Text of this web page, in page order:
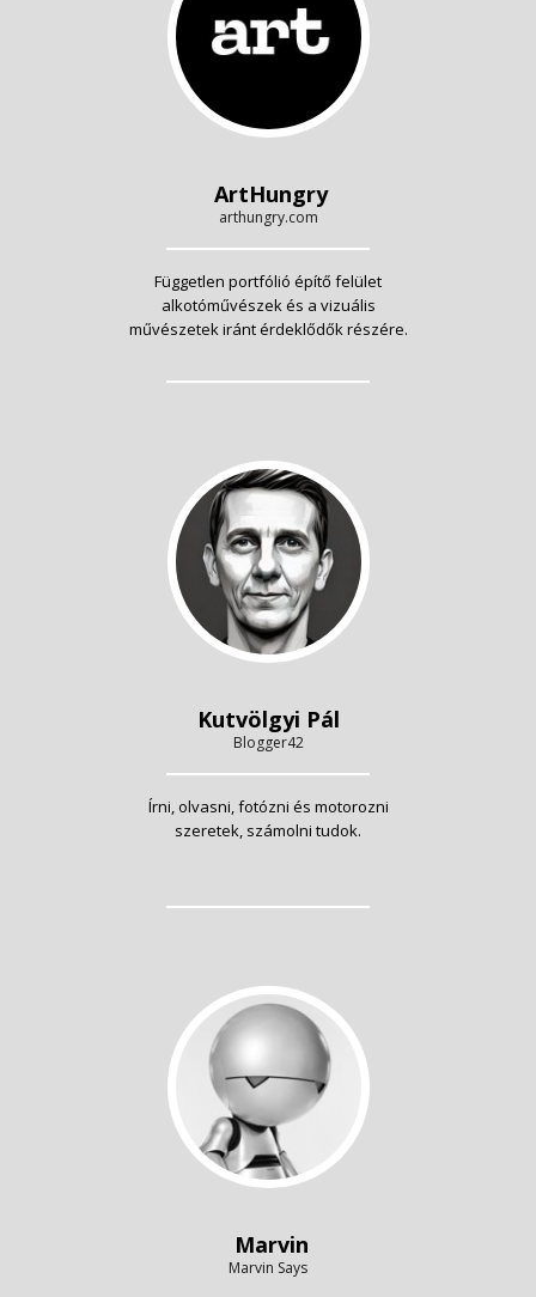
ArtHungry
arthungry.com
Független portfólió építő felület
alkotóművészek és a vizuális
művészetek iránt érdeklődők részére.
Kutvölgyi Pál
Blogger42
Írni, olvasni, fotózni és motorozni
szeretek, számolni tudok.
Marvin
Marvin Says